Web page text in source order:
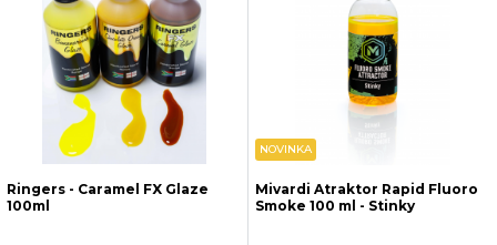
Ringers - Caramel FX Glaze
100ml
NOVINKA
Mivardi Atraktor Rapid Fluoro
Smoke 100 ml - Stinky